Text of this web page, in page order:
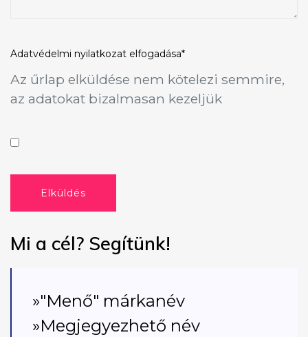
Adatvédelmi nyilatkozat elfogadása*
Az űrlap elküldése nem kötelezi semmire,
az adatokat bizalmasan kezeljük
Elküldés
Mi a cél? Segítünk!
»"Menő" márkanév
»Megjegyezhető név